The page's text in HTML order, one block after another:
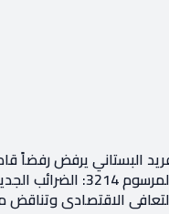
البستاني يرفض رفضاً
المرسوم 3214:
الاقتصادي وتناقض